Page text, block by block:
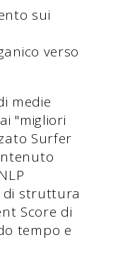
sui
verso
medie
"migliori
Surfer
di struttura
Score di
tempo e